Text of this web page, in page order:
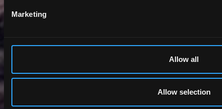
Marketing
Allow all
Allow selection